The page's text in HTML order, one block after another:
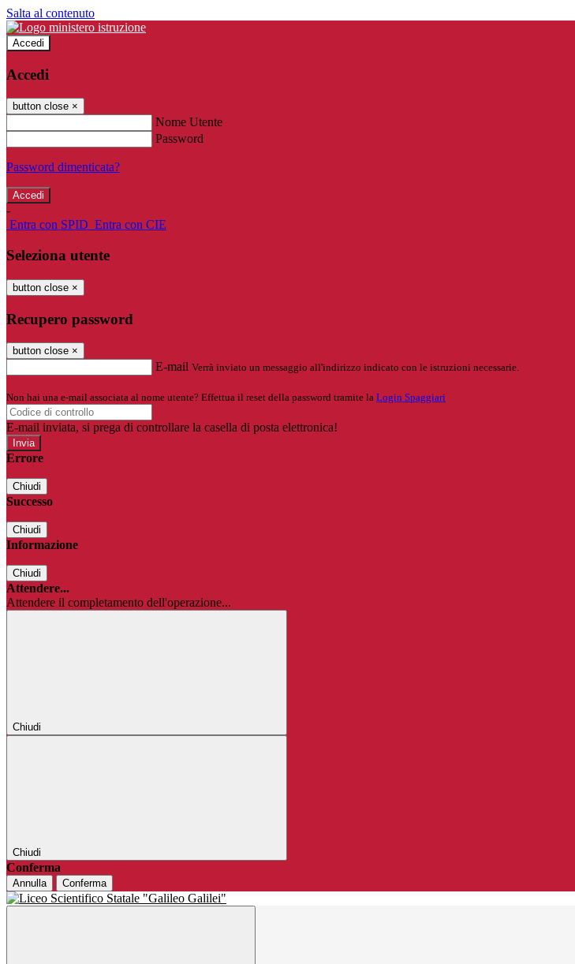
Salta al contenuto
Accedi
Accedi
button close ×
Nome Utente
Password
Password dimenticata?
-
Entra con SPID Entra con CIE
Seleziona utente
button close ×
Recupero password
button close ×
E-mail Verrà inviato un messaggio all'indirizzo indicato con le istruzioni necessarie.
Non hai una e-mail associata al nome utente? Effettua il reset della password tramite la Login Spaggiari
E-mail inviata, si prega di controllare la casella di posta elettronica!
Errore
Chiudi
Successo
Chiudi
Informazione
Chiudi
Attendere...
Attendere il completamento dell'operazione...
Chiudi
Chiudi
Conferma
Annulla Conferma